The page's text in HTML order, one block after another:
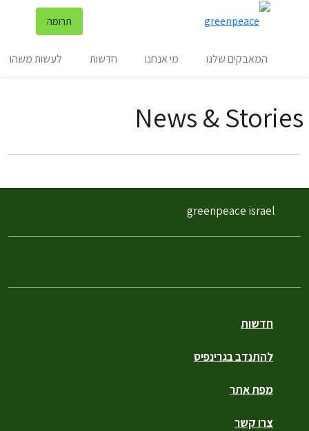
תרומה
המאבקים שלנו מי אנחנו חדשות לעשות משהו
News & Stories
filter posts
filtered results
חדשות
להתנדב בגרינפיס
מפת אתר
צרו קשר